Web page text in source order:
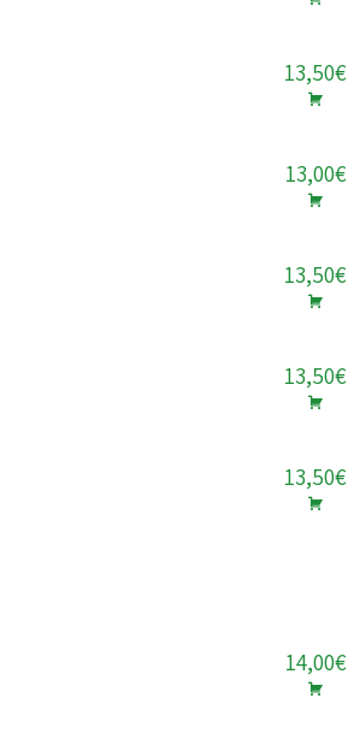
13,50€
13,00€
13,50€
13,50€
13,50€
14,00€